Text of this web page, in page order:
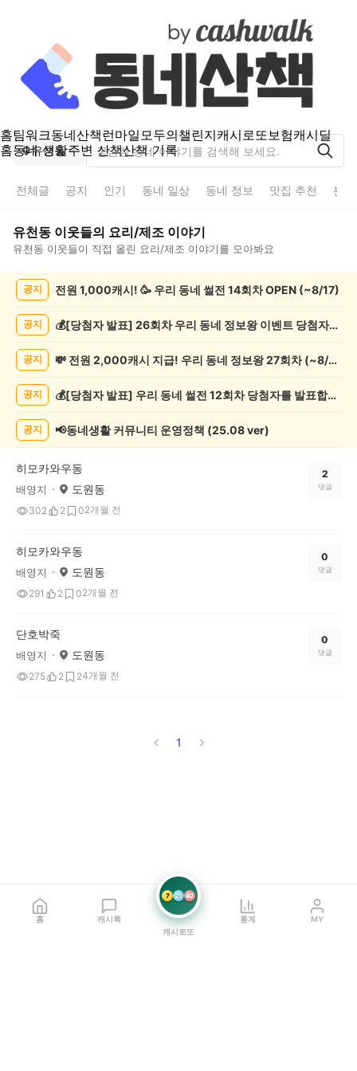
홈팀워크동네산책런마일모두의챌린지캐시로또보험캐시딜
홈동네 생활주변 산책산책 기록
유천동
전체글 공지 인기 동네 일상 동네 정보 맛집 추천 분
유천동 이웃들의 요리/제조 이야기
유천동 이웃들이 직접 올린 요리/제조 이야기를 모아봐요
록
공지 전원 1,000캐시! 🥳 우리 동네 썰전 14회차 OPEN (~8/17)
공지 💰[당첨자 발표] 26회차 우리 동네 정보왕 이벤트 당첨자를 발표합니다!
공지 💸 전원 2,000캐시 지급! 우리 동네 정보왕 27회차 (~8/10)
공지 💰[당첨자 발표] 우리 동네 썰전 12회차 당첨자를 발표합니다!
공지 📢동네생활 커뮤니티 운영정책 (25.08 ver)
히모카와우동
배영지 도원동
302 2 02개월 전
2
댓글
히모카와우동
배영지 도원동
291 2 02개월 전
0
댓글
단호박죽
배영지 도원동
275 2 24개월 전
0
댓글
1
홈 캐시톡
7 21 42
캐시로또
통계 MY